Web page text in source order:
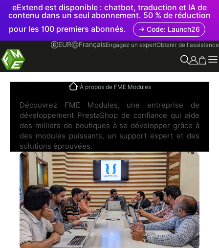
eExtend est disponible : chatbot, traduction et IA de
contenu dans un seul abonnement. 50 % de réduction
pour les 100 premiers abonnés.
→ Code: Launch26
EUR
FrançaisEngagez un expertObtenir de l'assistance
.À propos de FME Modules
Découvrez FME Modules, une entreprise de
développement PrestaShop de confiance qui aide
des milliers de boutiques à se développer grâce à
des modules puissants, un support expert et des
solutions éprouvées.